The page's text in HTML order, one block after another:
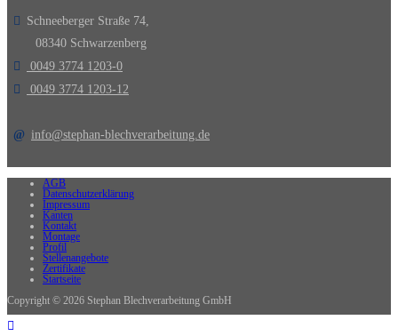
Schneeberger Straße 74,
08340 Schwarzenberg
0049 3774 1203-0
0049 3774 1203-12
info@stephan-blechverarbeitung.de
AGB
Datenschutzerklärung
Impressum
Kanten
Kontakt
Montage
Profil
Stellenangebote
Zertifikate
Startseite
Copyright © 2026 Stephan Blechverarbeitung GmbH